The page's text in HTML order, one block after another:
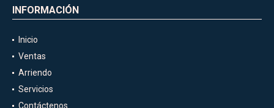
INFORMACIÓN
Inicio
Ventas
Arriendo
Servicios
Contáctenos